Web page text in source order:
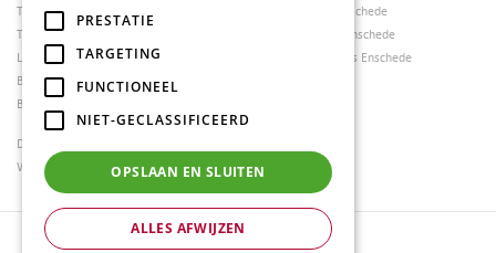
Tuincentrum Borghuis
Tuinmeubels
Loungesets
Bloemen
Barbecues
Tuinmeubels Enschede
Tuinmeubelen Enschede
Woonaccessoires Enschede
Dierenwinkel Enschede
Weber bbq kopen Hengelo
PRESTATIE
TARGETING
FUNCTIONEEL
NIET-GECLASSIFICEERD
OPSLAAN EN SLUITEN
ALLES AFWIJZEN